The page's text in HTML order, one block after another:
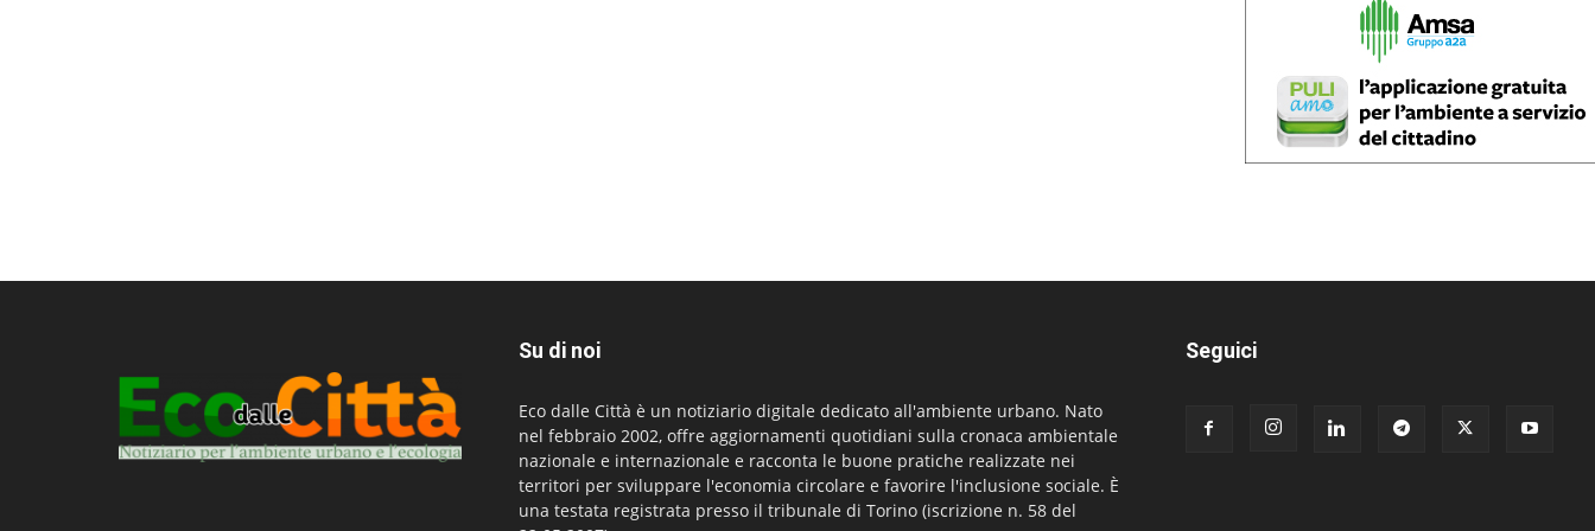
Su di noi
Eco dalle Città è un notiziario digitale dedicato all'ambiente urbano. Nato
nel febbraio 2002, offre aggiornamenti quotidiani sulla cronaca ambientale
nazionale e internazionale e racconta le buone pratiche realizzate nei
territori per sviluppare l'economia circolare e favorire l'inclusione sociale. È
una testata registrata presso il tribunale di Torino (iscrizione n. 58 del
Seguici